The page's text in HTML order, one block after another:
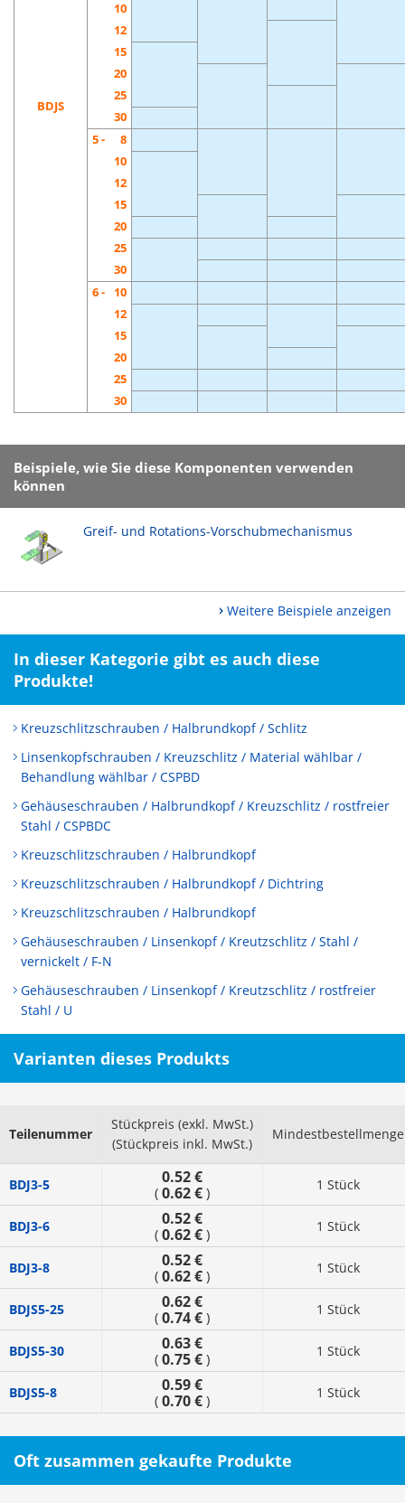
BDJS
10
12
15
20
25
30
5 -
8
10
12
15
20
25
30
6 -
10
12
15
20
25
30
Beispiele, wie Sie diese Komponenten verwenden
können
Greif- und Rotations-Vorschubmechanismus
Weitere Beispiele anzeigen
In dieser Kategorie gibt es auch diese
Produkte!
Kreuzschlitzschrauben / Halbrundkopf / Schlitz
Linsenkopfschrauben / Kreuzschlitz / Material wählbar /
Behandlung wählbar / CSPBD
Gehäuseschrauben / Halbrundkopf / Kreuzschlitz / rostfreier
Stahl / CSPBDC
Kreuzschlitzschrauben / Halbrundkopf
Kreuzschlitzschrauben / Halbrundkopf / Dichtring
Kreuzschlitzschrauben / Halbrundkopf
Gehäuseschrauben / Linsenkopf / Kreutzschlitz / Stahl /
vernickelt / F-N
Gehäuseschrauben / Linsenkopf / Kreutzschlitz / rostfreier
Stahl / U
Varianten dieses Produkts
Teilenummer
Stückpreis (exkl. MwSt.)
(Stückpreis inkl. MwSt.)
Mindestbestellmenge
BDJ3-5 0.52 €
( 0.62 € ) 1 Stück
BDJ3-6 0.52 €
( 0.62 € ) 1 Stück
BDJ3-8 0.52 €
( 0.62 € ) 1 Stück
BDJS5-25 0.62 €
( 0.74 € ) 1 Stück
BDJS5-30 0.63 €
( 0.75 € ) 1 Stück
BDJS5-8 0.59 €
( 0.70 € ) 1 Stück
Oft zusammen gekaufte Produkte